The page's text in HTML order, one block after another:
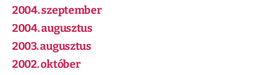
2004. szeptember
2004. augusztus
2003. augusztus
2002. október